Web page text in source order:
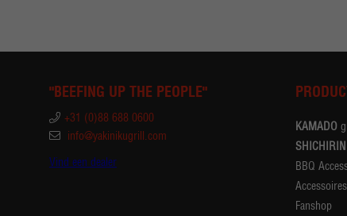
"BEEFING UP THE PEOPLE"
+31 (0)88 688 0600
info@yakinikugrill.com
Vind een dealer
KAMADO
SHICHIRIN
BBQ
Fanshop